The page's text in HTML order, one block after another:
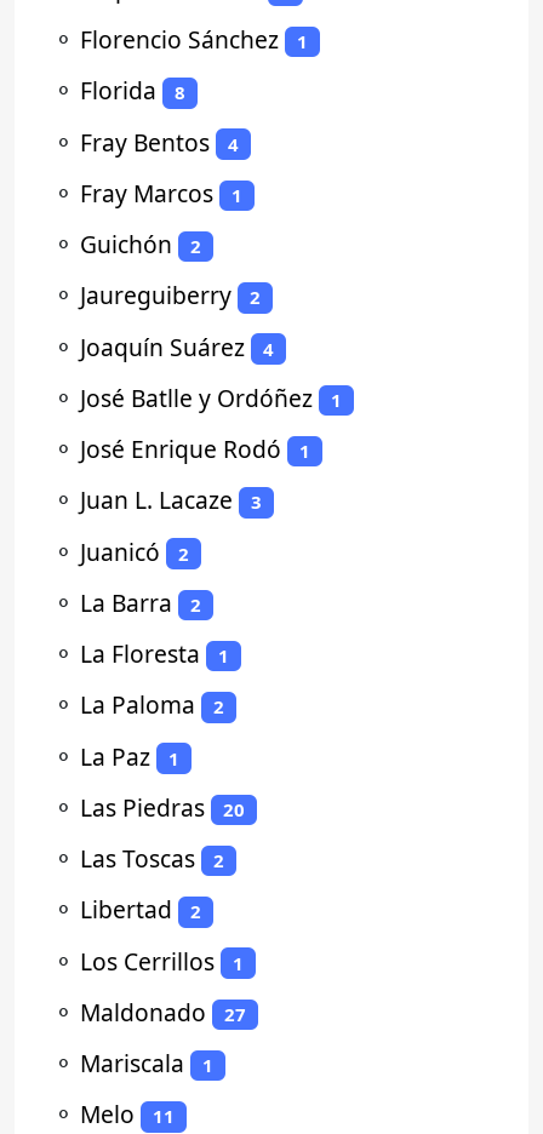
⚬ Florencio Sánchez 1
⚬ Florida 8
⚬ Fray Bentos 4
⚬ Fray Marcos 1
⚬ Guichón 2
⚬ Jaureguiberry 2
⚬ Joaquín Suárez 4
⚬ José Batlle y Ordóñez 1
⚬ José Enrique Rodó 1
⚬ Juan L. Lacaze 3
⚬ Juanicó 2
⚬ La Barra 2
⚬ La Floresta 1
⚬ La Paloma 2
⚬ La Paz 1
⚬ Las Piedras 20
⚬ Las Toscas 2
⚬ Libertad 2
⚬ Los Cerrillos 1
⚬ Maldonado 27
⚬ Mariscala 1
⚬ Melo 11